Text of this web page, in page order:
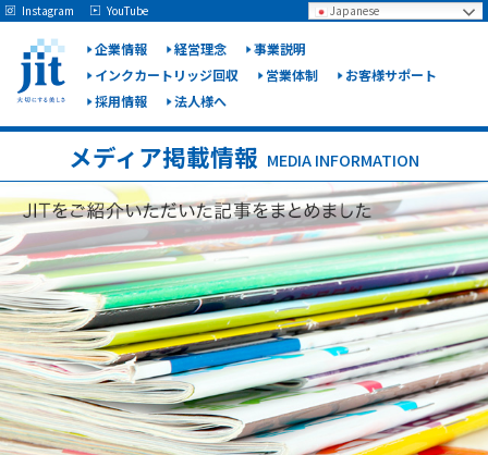
企業情報 経営理念
事業説明
インクカートリッジ回収
営業体制
お客様サポート
採用情報
法人様へ
Japanese
Instagram YouTube
メディア掲載情報 MEDIA INFORMATION
May we use cookies to track your activities? We take your privacy very seriously.
Please see our privacy policy for details and any questions.YesNo